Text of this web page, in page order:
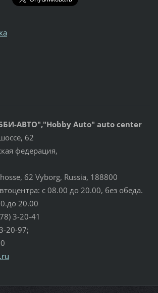
АВТО","Hobby Auto" auto center
62
федерация,
62 Vyborg, Russia, 188800
с 08.00 до 20.00, без обеда.
20.00
3-20-41
20-97;
ru